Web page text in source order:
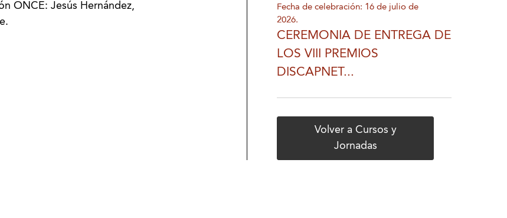
ONCE: Jesús Hernández,
Fecha de celebración: 16 de julio de
2026.
CEREMONIA DE ENTREGA DE
LOS VIII PREMIOS
DISCAPNET...
Volver a Cursos y
Jornadas